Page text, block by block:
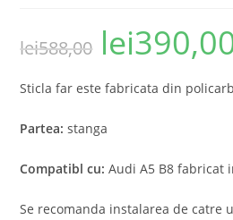
lei588,00 lei
Sticla far este fabricata din
Partea: stanga
Compatibl cu: Audi A5 B8 fabricat
Se recomanda instalarea de catre